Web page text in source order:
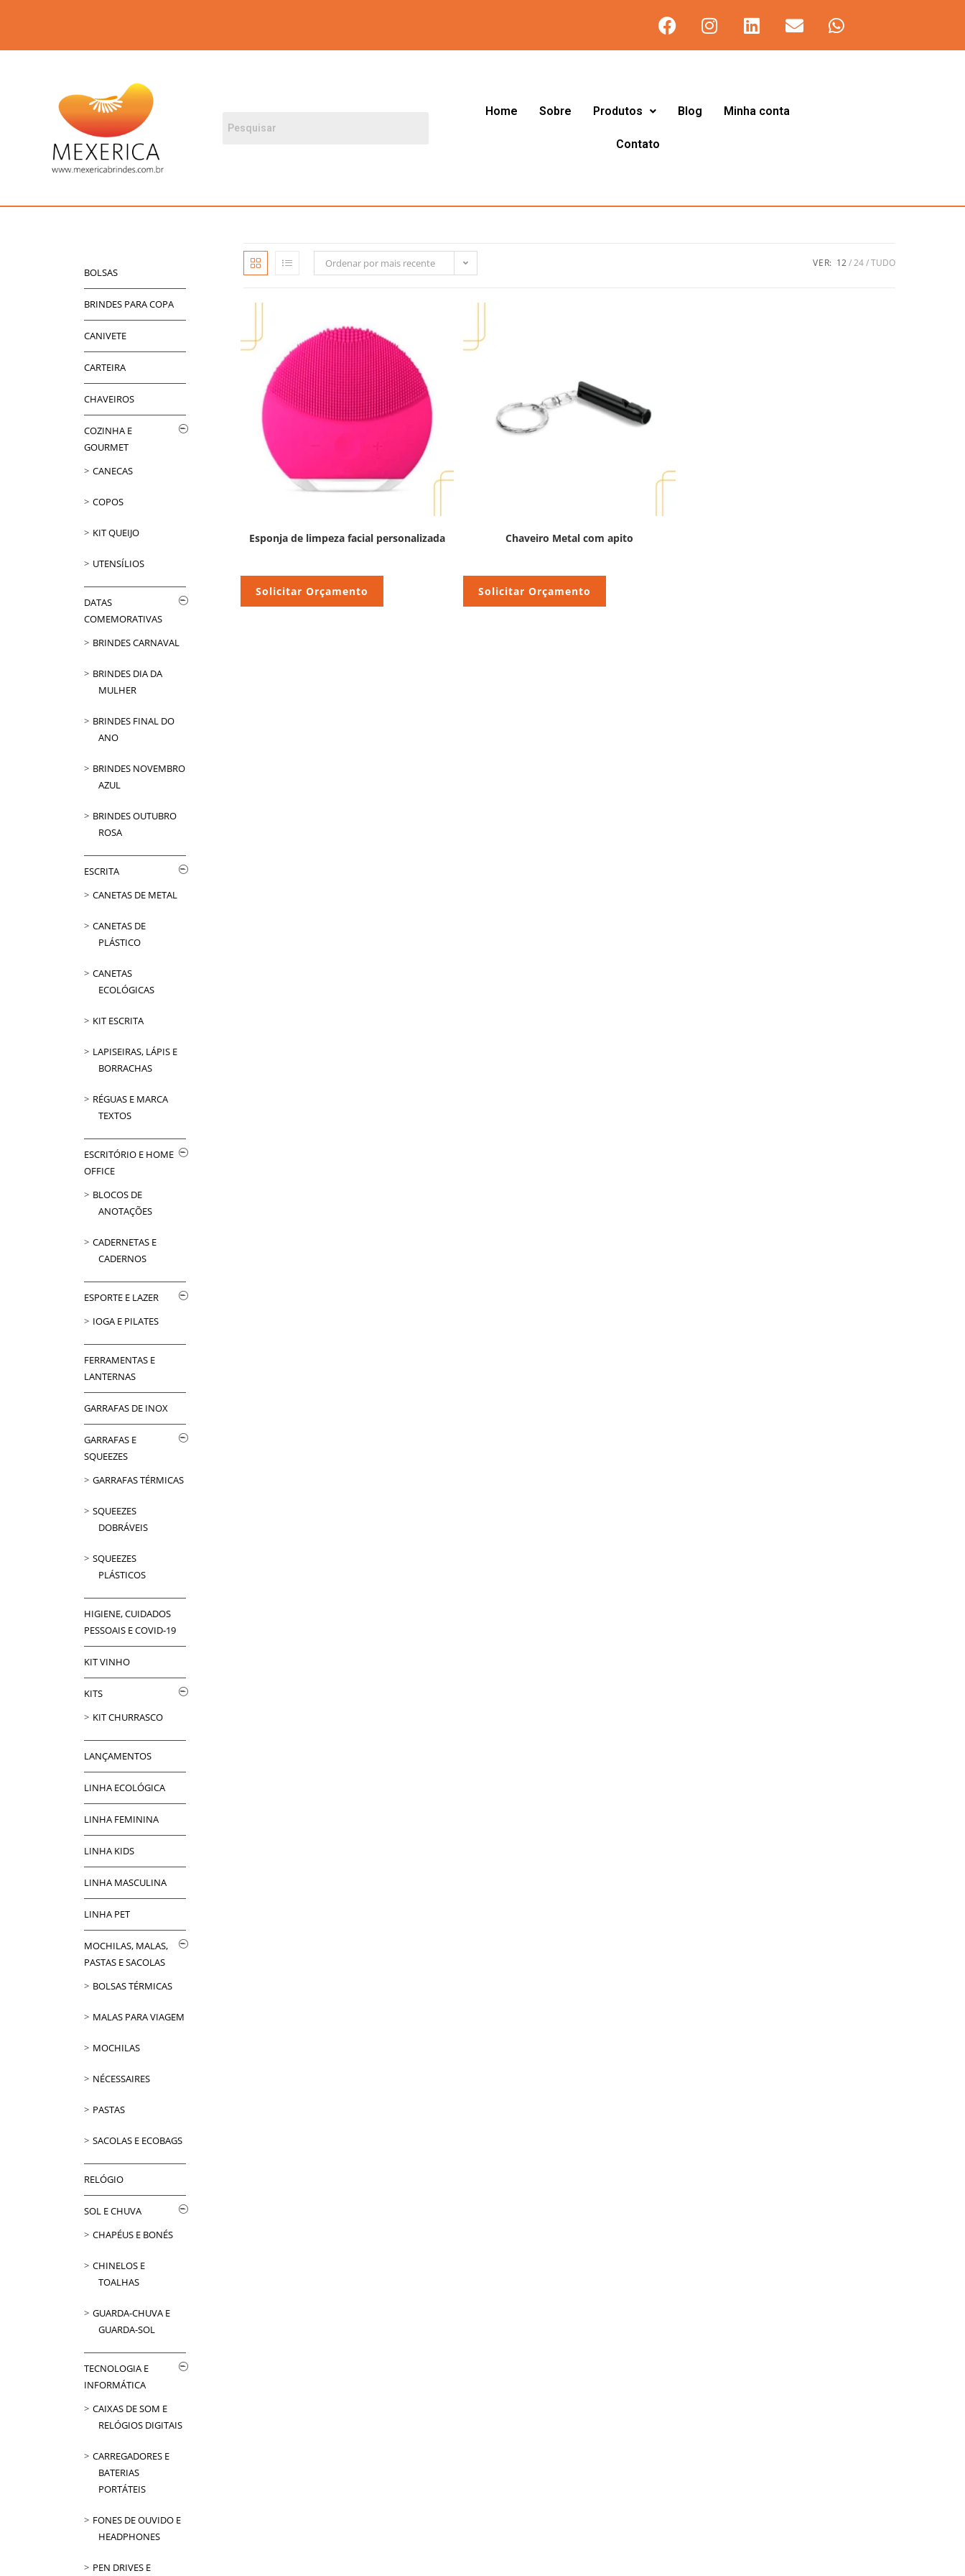
Home Sobre Produtos Blog Minha conta
Contato
Ordenar por mais recente VER: 12 24 TUDO
Esponja de limpeza facial personalizada
Solicitar Orçamento
Chaveiro Metal com apito
Solicitar Orçamento
BOLSAS
BRINDES PARA COPA
CANIVETE
CARTEIRA
CHAVEIROS
COZINHA E
GOURMET
CANECAS
COPOS
KIT QUEIJO
UTENSÍLIOS
DATAS
COMEMORATIVAS
BRINDES CARNAVAL
BRINDES DIA DA
MULHER
BRINDES FINAL DO
ANO
BRINDES NOVEMBRO
AZUL
BRINDES OUTUBRO
ROSA
ESCRITA
CANETAS DE METAL
CANETAS DE
PLÁSTICO
CANETAS
ECOLÓGICAS
KIT ESCRITA
LAPISEIRAS, LÁPIS E
BORRACHAS
RÉGUAS E MARCA
TEXTOS
ESCRITÓRIO E HOME
OFFICE
BLOCOS DE
ANOTAÇÕES
CADERNETAS E
CADERNOS
ESPORTE E LAZER
IOGA E PILATES
FERRAMENTAS E
LANTERNAS
GARRAFAS DE INOX
GARRAFAS E
SQUEEZES
GARRAFAS TÉRMICAS
SQUEEZES
DOBRÁVEIS
SQUEEZES
PLÁSTICOS
HIGIENE, CUIDADOS
PESSOAIS E COVID-19
KIT VINHO
KITS
KIT CHURRASCO
LANÇAMENTOS
LINHA ECOLÓGICA
LINHA FEMININA
LINHA KIDS
LINHA MASCULINA
LINHA PET
MOCHILAS, MALAS,
PASTAS E SACOLAS
BOLSAS TÉRMICAS
MALAS PARA VIAGEM
MOCHILAS
NÉCESSAIRES
PASTAS
SACOLAS E ECOBAGS
RELÓGIO
SOL E CHUVA
CHAPÉUS E BONÉS
CHINELOS E
TOALHAS
GUARDA-CHUVA E
GUARDA-SOL
TECNOLOGIA E
INFORMÁTICA
CAIXAS DE SOM E
RELÓGIOS DIGITAIS
CARREGADORES E
BATERIAS
PORTÁTEIS
FONES DE OUVIDO E
HEADPHONES
PEN DRIVES E